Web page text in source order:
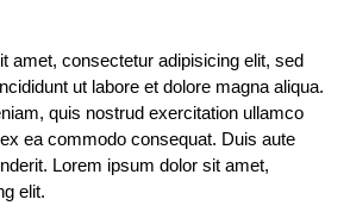
amet, consectetur adipisicing elit, sed
ut labore et dolore magna aliqua.
quis nostrud exercitation ullamco
ea commodo consequat. Duis aute
Lorem ipsum dolor sit amet,
elit.